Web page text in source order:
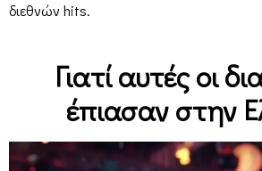
διεθνών hits.
Γιατί αυτές οι
έπιασαν στην